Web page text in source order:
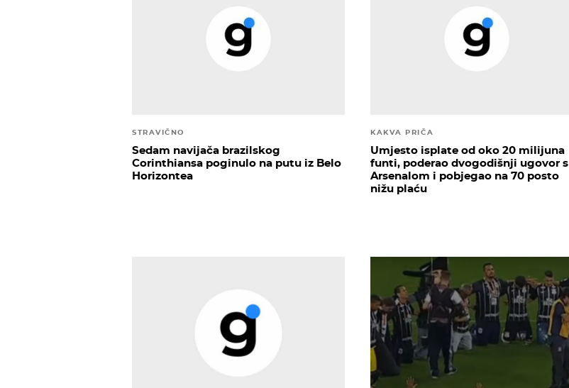
STRAVIČNO
Sedam navijača brazilskog
Corinthiansa poginulo na putu iz Belo
Horizontea
KAKVA PRIČA
Umjesto isplate od oko 20 milijuna
funti, poderao dvogodišnji ugovor s
Arsenalom i pobjegao na 70 posto
nižu plaću